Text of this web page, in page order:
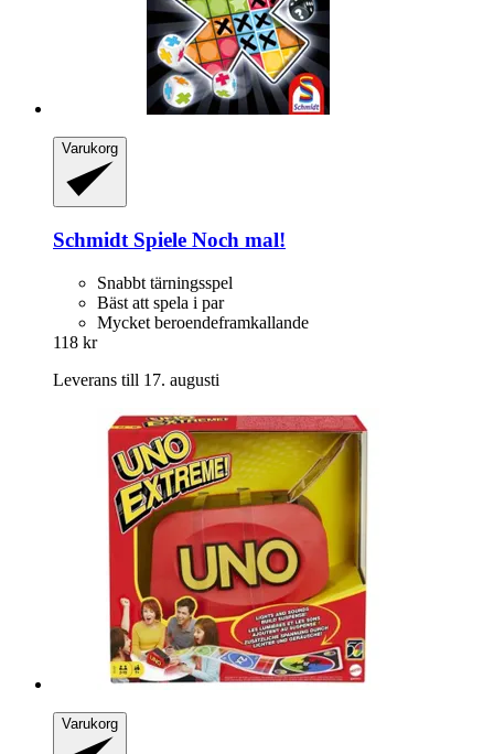
Varukorg
Schmidt Spiele Noch mal!
Snabbt tärningsspel
Bäst att spela i par
Mycket beroendeframkallande
118 kr
Leverans till 17. augusti
Varukorg